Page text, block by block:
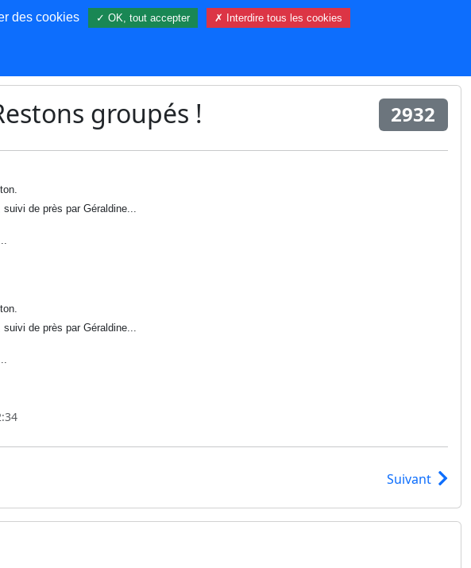
groupés ! 2932
de près par Géraldine...
de près par Géraldine...
Suivant
des cookies ✓ OK, tout accepter ✗ Interdire tous les cookies